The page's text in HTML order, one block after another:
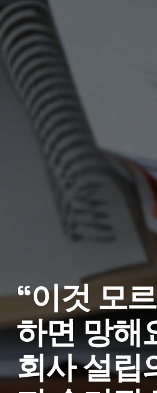
“이것 모
하면 망해
회사 설립